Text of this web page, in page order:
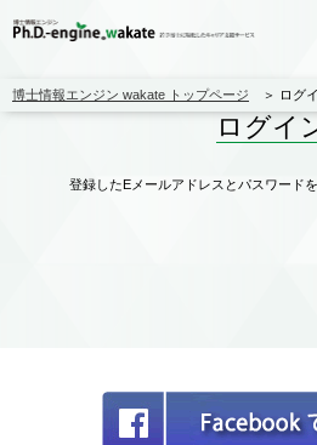
博士情報エンジン wakate トップページ ログ
ログイ
登録したEメールアドレスとパスワード